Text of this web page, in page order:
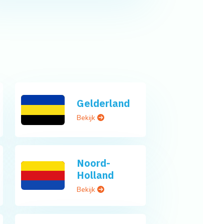
Gelderland
Bekijk
Noord-
Holland
Bekijk